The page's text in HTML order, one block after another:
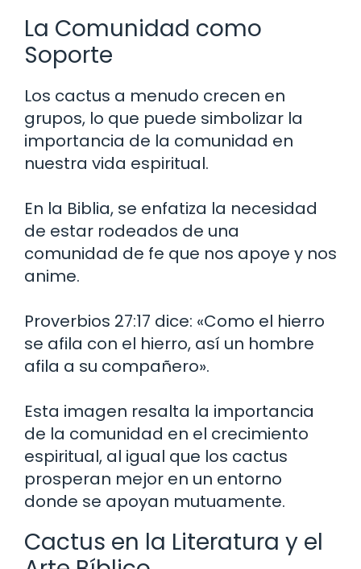
La Comunidad como
Soporte
Los cactus a menudo crecen en
grupos, lo que puede simbolizar la
importancia de la comunidad en
nuestra vida espiritual.
En la Biblia, se enfatiza la necesidad
de estar rodeados de una
comunidad de fe que nos apoye y nos
anime.
Proverbios 27:17 dice: «Como el hierro
se afila con el hierro, así un hombre
afila a su compañero».
Esta imagen resalta la importancia
de la comunidad en el crecimiento
espiritual, al igual que los cactus
prosperan mejor en un entorno
donde se apoyan mutuamente.
Cactus en la Literatura y el